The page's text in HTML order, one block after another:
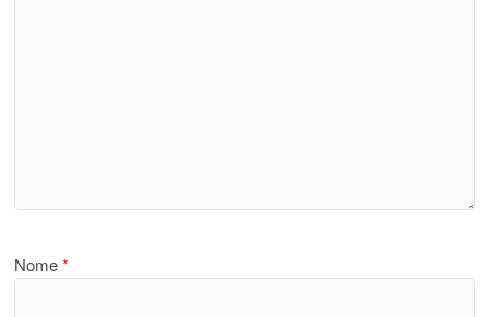
Nome*